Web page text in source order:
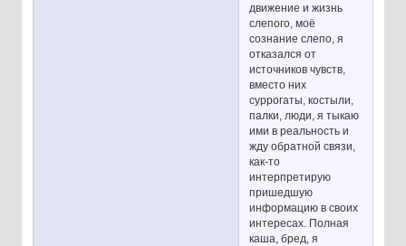
движение и жизнь
слепого, моё
сознание слепо, я
отказался от
источников чувств,
вместо них
суррогаты, костыли,
палки, люди, я тыкаю
ими в реальность и
жду обратной связи,
как-то
интерпретирую
пришедшую
информацию в своих
интересах. Полная
каша, бред, я